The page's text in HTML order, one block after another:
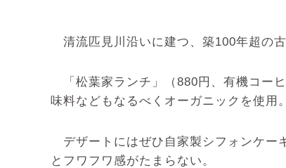
清流匹見川沿いに建つ、築100年超の
「松葉家ランチ」（880円、有機コー
味料などもなるべくオーガニックを使用
デザートにはぜひ自家製シフォンケー
とフワフワ感がたまらない。